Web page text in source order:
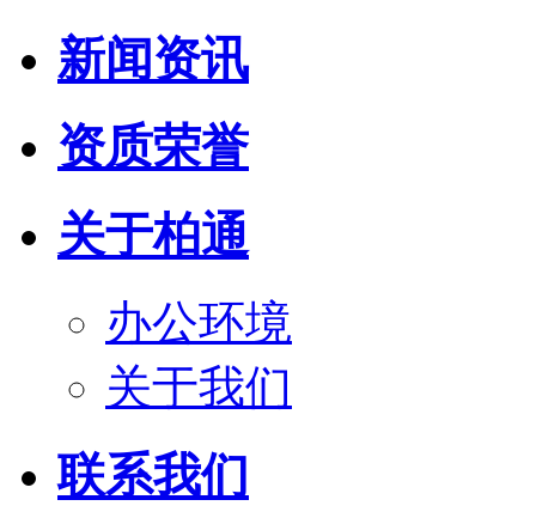
新闻资讯
资质荣誉
关于柏通
办公环境
关于我们
联系我们